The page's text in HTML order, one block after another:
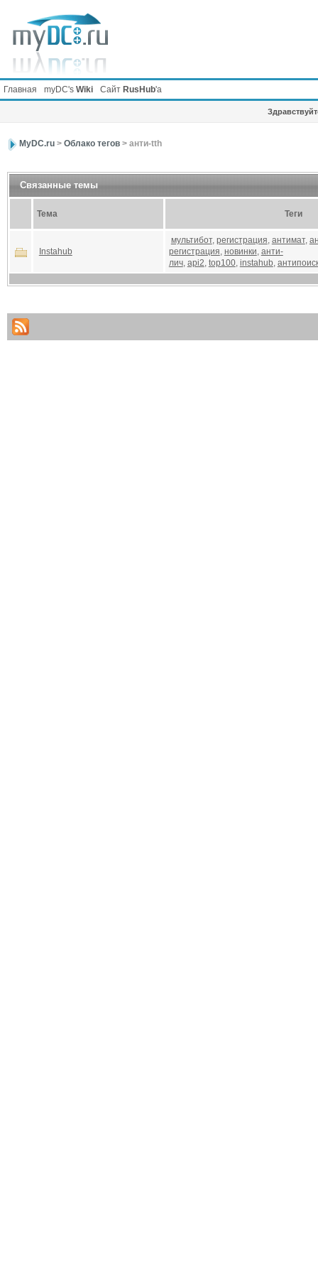
Главная myDC's Wiki Сайт RusHub'а
MyDC.ru> Облако тегов> анти-tth
Связанные темы
Тема Теги
Instahub
мультибот, регистрация, антимат,
регистрация, новинки, анти-
лич, api2, top100, instahub,